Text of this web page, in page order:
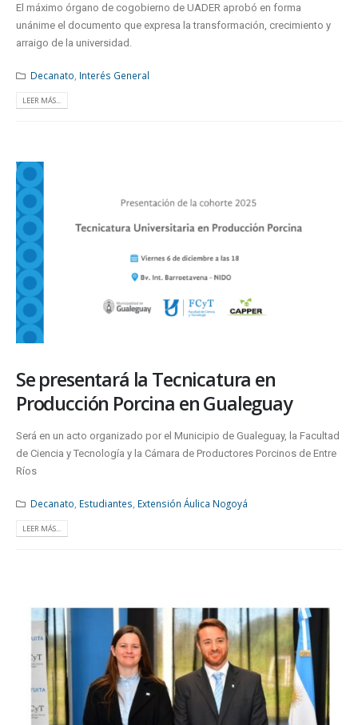
El máximo órgano de cogobierno de UADER aprobó en forma
unánime el documento que expresa la transformación, crecimiento y
arraigo de la universidad.
Decanato, Interés General
LEER MÁS...
Se presentará la Tecnicatura en
Producción Porcina en Gualeguay
Será en un acto organizado por el Municipio de Gualeguay, la Facultad
de Ciencia y Tecnología y la Cámara de Productores Porcinos de Entre
Ríos
Decanato, Estudiantes, Extensión Áulica Nogoyá
LEER MÁS...